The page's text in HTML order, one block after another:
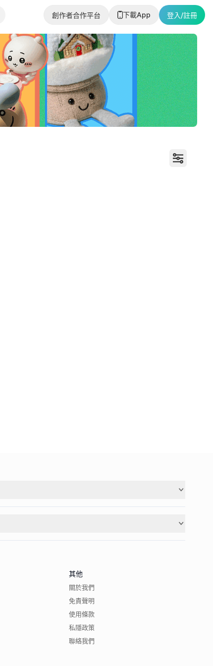
創作者合作平台 下載App 登入/註冊
其他
關於我們
免責聲明
使用條款
私隱政策
聯絡我們